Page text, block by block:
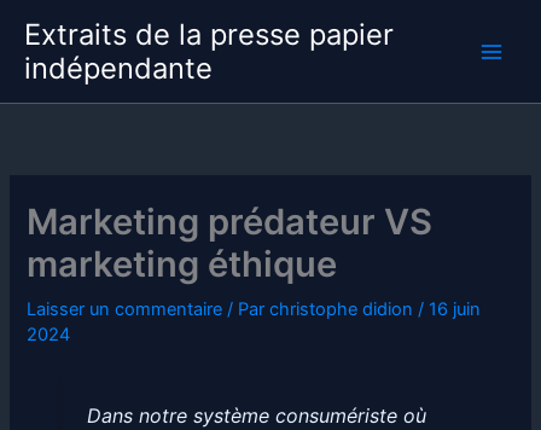
contenu
Extraits de la presse papier
indépendante
Marketing prédateur VS
marketing éthique
Laisser un commentaire / Parchristophe didion / 16 juin
2024
Dans notre système consumériste où